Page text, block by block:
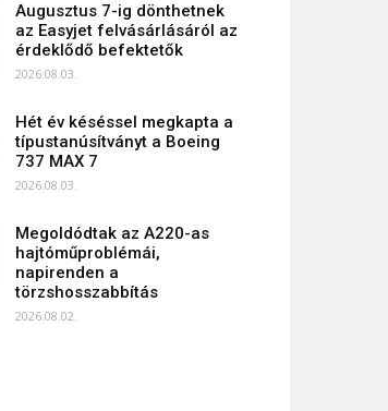
Augusztus 7-ig dönthetnek
az Easyjet felvásárlásáról az
érdeklődő befektetők
2026.08.03.
Hét év késéssel megkapta a
típustanúsítványt a Boeing
737 MAX 7
2026.08.03.
Megoldódtak az A220-as
hajtóműproblémái,
napirenden a
törzshosszabbítás
2026.08.02.